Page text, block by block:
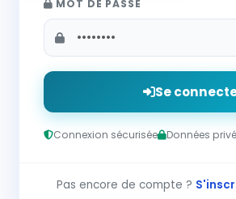
MOT DE PASSE
Se
Connexion sécurisée Données
Pas encore de compte ?